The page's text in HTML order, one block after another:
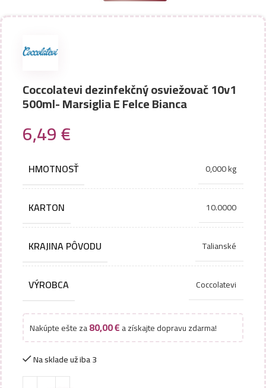
Coccolatevi dezinfekčný osviežovač 10v1
500ml- Marsiglia E Felce Bianca
6,49€
HMOTNOSŤ 0,000 kg
KARTON 10.0000
KRAJINA PÔVODU Talianské
VÝROBCA Coccolatevi
Nakúpte ešte za80,00€a získajte dopravu zdarma!
Na sklade už iba 3